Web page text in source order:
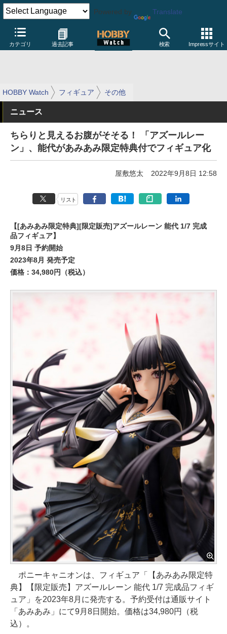
Powered by Translate
カテゴリ 過去記事 検索 Impressサイト
HOBBY Watch フィギュア その他
ニュース
ちらりと見えるお腹がそそる！ 「アズールレー
ン」、能代があみあみ限定特典付でフィギュア化
屋敷悠太 2022年9月8日 12:58
リスト
【[あみあみ限定特典][限定販売]アズールレーン 能代 1/7 完成
品フィギュア】
9月8日 予約開始
2023年8月 発売予定
価格：34,980円（税込）
ポニーキャニオンは、フィギュア「【あみあみ限定特
典】【限定販売】アズールレーン 能代 1/7 完成品フィギ
ュア」を2023年8月に発売する。予約受付は通販サイト
「あみあみ」にて9月8日開始。価格は34,980円（税
込）。